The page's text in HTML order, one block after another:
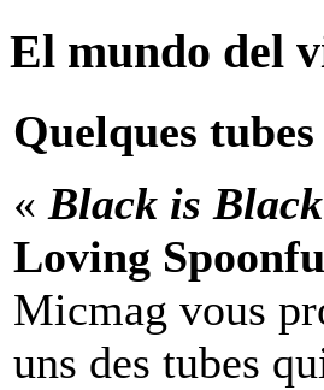
El mundo del
Quelques
« Black is Black
Loving
Micmag vous
uns des tubes